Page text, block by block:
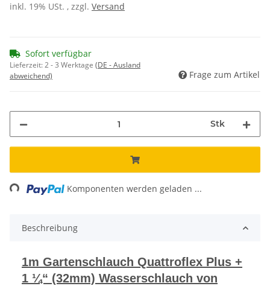
inkl. 19% USt. , zzgl. Versand
Sofort verfügbar
Lieferzeit:2 - 3 Werktage (DE - Ausland
abweichend)
Frage zum Artikel
Stk
Komponenten werden geladen ...
Beschreibung
1m Gartenschlauch Quattroflex Plus +
1 ¼“ (32mm) Wasserschlauch von